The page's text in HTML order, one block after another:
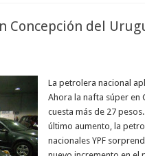
Concepción del
La petrolera nacional
Ahora la nafta súper en
cuesta más de 27
último aumento, la
nacionales YPF